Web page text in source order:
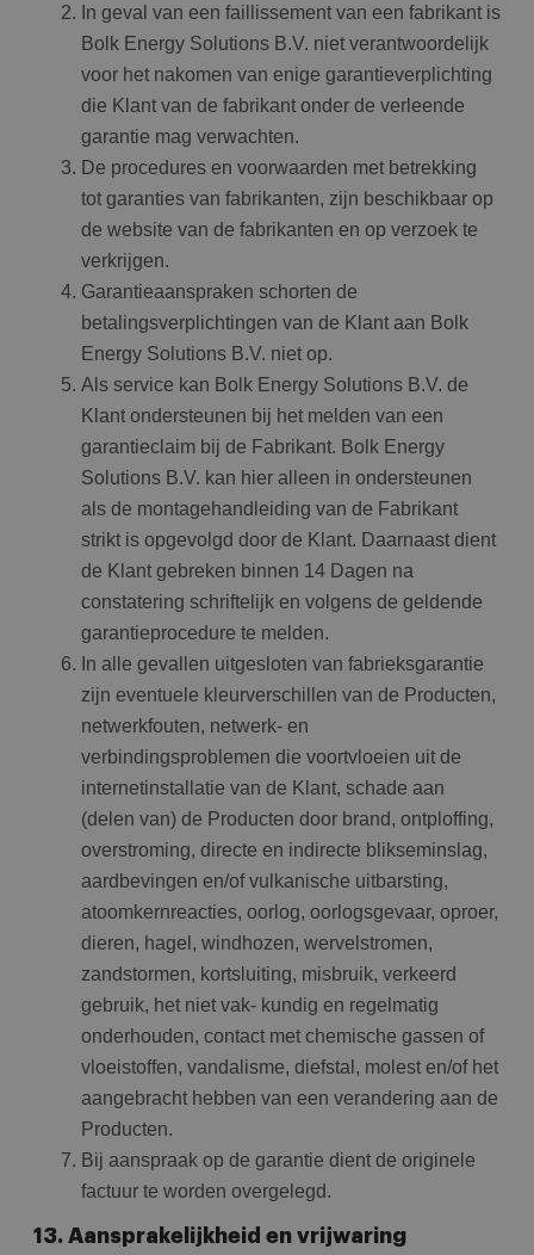
In geval van een faillissement van een fabrikant is
Bolk Energy Solutions B.V. niet verantwoordelijk
voor het nakomen van enige garantieverplichting
die Klant van de fabrikant onder de verleende
garantie mag verwachten.
De procedures en voorwaarden met betrekking
tot garanties van fabrikanten, zijn beschikbaar op
de website van de fabrikanten en op verzoek te
verkrijgen.
Garantieaanspraken schorten de
betalingsverplichtingen van de Klant aan Bolk
Energy Solutions B.V. niet op.
Als service kan Bolk Energy Solutions B.V. de
Klant ondersteunen bij het melden van een
garantieclaim bij de Fabrikant. Bolk Energy
Solutions B.V. kan hier alleen in ondersteunen
als de montagehandleiding van de Fabrikant
strikt is opgevolgd door de Klant. Daarnaast dient
de Klant gebreken binnen 14 Dagen na
constatering schriftelijk en volgens de geldende
garantieprocedure te melden.
In alle gevallen uitgesloten van fabrieksgarantie
zijn eventuele kleurverschillen van de Producten,
netwerkfouten, netwerk- en
verbindingsproblemen die voortvloeien uit de
internetinstallatie van de Klant, schade aan
(delen van) de Producten door brand, ontploffing,
overstroming, directe en indirecte blikseminslag,
aardbevingen en/of vulkanische uitbarsting,
atoomkernreacties, oorlog, oorlogsgevaar, oproer,
dieren, hagel, windhozen, wervelstromen,
zandstormen, kortsluiting, misbruik, verkeerd
gebruik, het niet vak- kundig en regelmatig
onderhouden, contact met chemische gassen of
vloeistoffen, vandalisme, diefstal, molest en/of het
aangebracht hebben van een verandering aan de
Producten.
Bij aanspraak op de garantie dient de originele
factuur te worden overgelegd.
13. Aansprakelijkheid en vrijwaring